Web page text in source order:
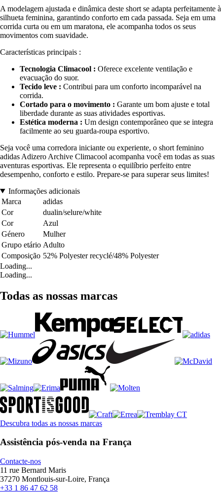
A modelagem ajustada e dinâmica deste short se adapta perfeitamente à
silhueta feminina, garantindo conforto em cada passada. Seja em uma
corrida curta ou em um maratona, ele acompanha todos os seus
movimentos com suavidade.
Características principais :
Tecnologia Climacool : Oferece excelente ventilação e
evacuação do suor.
Tecido leve : Contribui para um conforto incomparável na
corrida.
Cortado para o movimento : Garante um bom ajuste e total
liberdade durante as suas atividades esportivas.
Estética moderna : Um design contemporâneo que se integra
facilmente ao seu guarda-roupa esportivo.
Seja você uma corredora iniciante ou experiente, o short feminino
adidas Adizero Archive Climacool acompanha você em todas as suas
aventuras esportivas. Ele representa o equilíbrio perfeito entre
desempenho, conforto e estilo. Prepare-se para superar seus limites!
Informações adicionais
Marca
adidas
Cor
dualin/selure/white
Cor
Azul
Género
Mulher
Grupo etário Adulto
Composição 52% Polyester recyclé/48% Polyester
Loading...
Loading...
Todas as nossas marcas
Descubra todas as nossas marcas
Assistência pós-venda na França
Contacte-nos
11 rue Bernard Maris
37270 Montlouis-sur-Loire, França
+33 1 86 47 62 58